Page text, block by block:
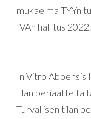
mukaelma TYYn
IVAn hallitus 2022.
In Vitro Aboensis
tilan periaatteita
Turvallisen tilan